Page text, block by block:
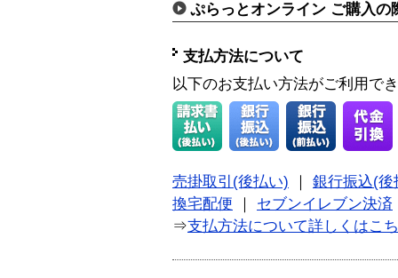
ぷらっとオンライン ご購入の
支払方法について
以下のお支払い方法がご利用で
売掛取引(後払い)
銀行振込(後
換宅配便
セブンイレブン決済
⇒支払方法について詳しくはこ